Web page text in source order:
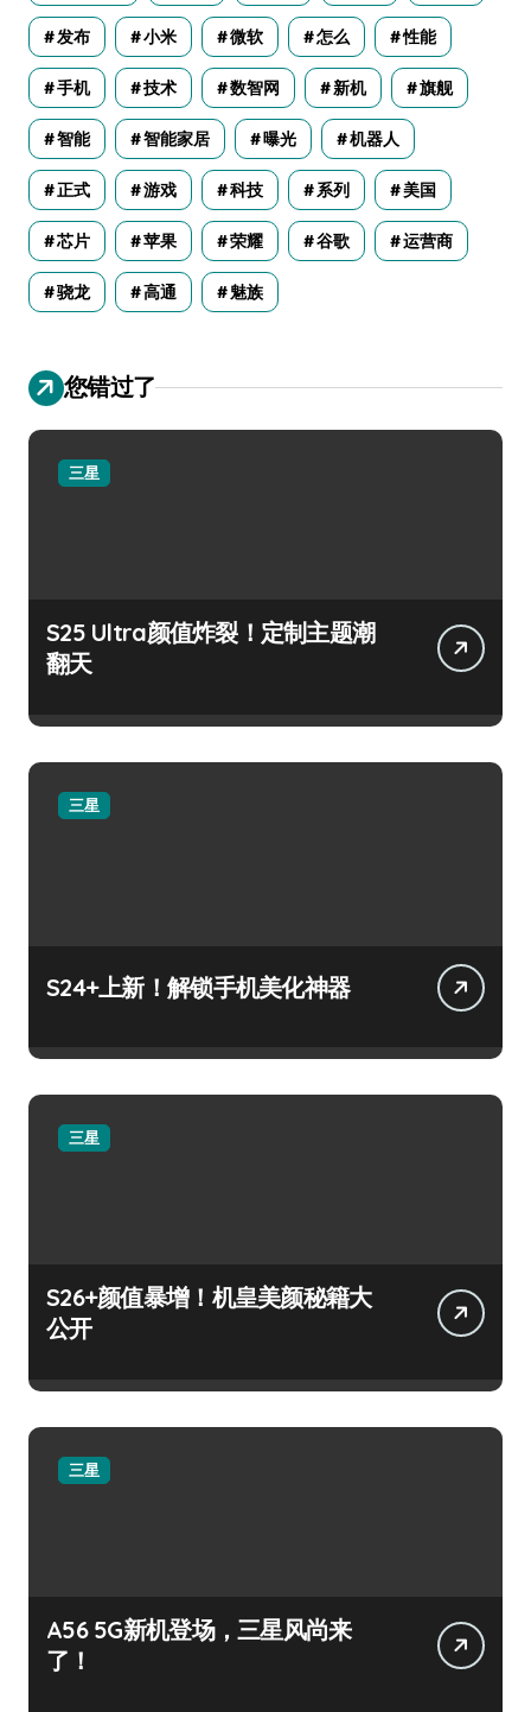
发布 小米 微软 怎么 性能
手机 技术 数智网 新机 旗舰
智能 智能家居 曝光 机器人
正式 游戏 科技 系列 美国
芯片 苹果 荣耀 谷歌 运营商
骁龙 高通 魅族
您错过了
三星
S25 Ultra颜值炸裂！定制主题潮
翻天
三星
S24+上新！解锁手机美化神器
三星
S26+颜值暴增！机皇美颜秘籍大
公开
三星
A56 5G新机登场，三星风尚来
了！